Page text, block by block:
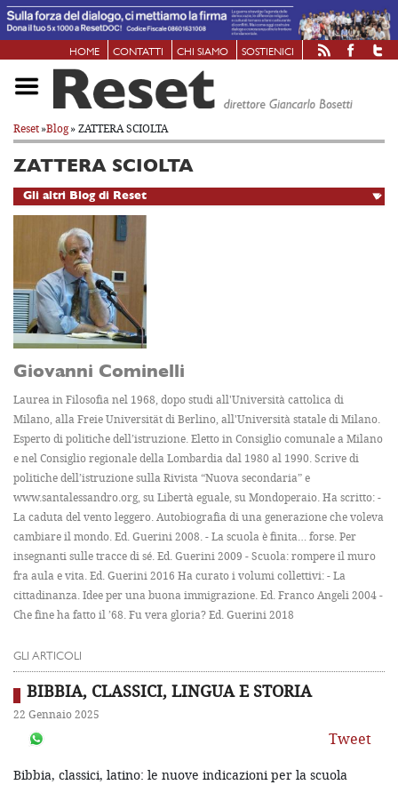
HOME CONTATTI CHI SIAMO SOSTIENICI
Reset»Blog» ZATTERA SCIOLTA
ZATTERA SCIOLTA
Giovanni Cominelli
Laurea in Filosofia nel 1968, dopo studi all'Università cattolica di
Milano, alla Freie Universität di Berlino, all'Università statale di Milano.
Esperto di politiche dell’istruzione. Eletto in Consiglio comunale a Milano
e nel Consiglio regionale della Lombardia dal 1980 al 1990. Scrive di
politiche dell’istruzione sulla Rivista “Nuova secondaria” e
www.santalessandro.org, su Libertà eguale, su Mondoperaio. Ha scritto: -
La caduta del vento leggero. Autobiografia di una generazione che voleva
cambiare il mondo. Ed. Guerini 2008. - La scuola è finita… forse. Per
insegnanti sulle tracce di sé. Ed. Guerini 2009 - Scuola: rompere il muro
fra aula e vita. Ed. Guerini 2016 Ha curato i volumi collettivi: - La
cittadinanza. Idee per una buona immigrazione. Ed. Franco Angeli 2004 -
Che fine ha fatto il ’68. Fu vera gloria? Ed. Guerini 2018
GLI ARTICOLI
BIBBIA, CLASSICI, LINGUA E STORIA
22 Gennaio 2025
Tweet
Bibbia, classici, latino: le nuove indicazioni per la scuola